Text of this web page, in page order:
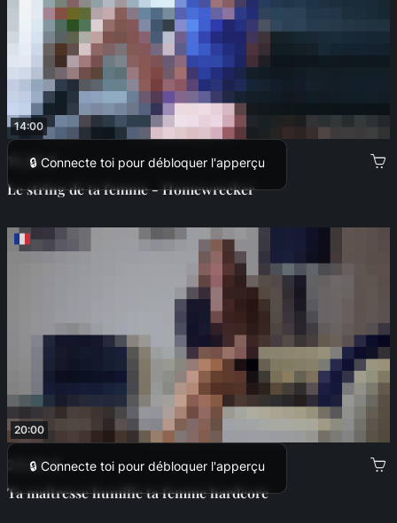
14:00
🔒 Connecte toi pour débloquer l'apperçu
15,00 €
Le string de ta femme - Homewrecker
20:00
🔒 Connecte toi pour débloquer l'apperçu
23,00 €
Ta maitresse humilie ta femme hardcore